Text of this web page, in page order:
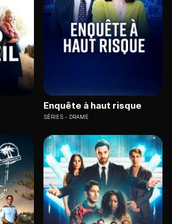
Enquête à haut risque
SÉRIES DRAME